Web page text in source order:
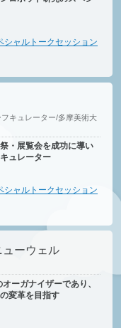
シャルトークセッション
キュレーター/多摩美術大
・展覧会を成功に導い
ュレーター
シャルトークセッション
ーウェル
ーガナイザーであり、
変革を目指す